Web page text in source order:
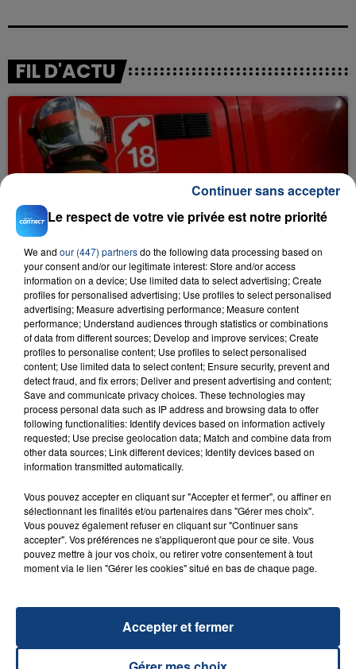
FIL D'ACTU
23 juillet 2026
INCENDIE MORTEL À LENS : UNE FEMME ET
SON BÉBÉ ENTRE LA VIE ET LA...
Un homme s'est immolé par le feu après avoir
aspergé sa compagne et leur bébé de trois mois
d'un liquide inflammable.
20 juillet 2026
UNE ADOLESCENTE DEVANT SE FAIRE
OPÉRER DE LA CHEVILLE RESSORT DE LA...
reconnu sa responsabilité et présenté ses
excuses.
TITRES DIFFUSÉS
Le respect de votre vie privée est notre priorité
We and our (447) partnersdo the following data processing based on
your consent and/or our legitimate interest: Store and/or access
information on a device; Use limited data to select advertising; Create
profiles for personalised advertising; Use profiles to select personalised
advertising; Measure advertising performance; Measure content
performance; Understand audiences through statistics or combinations
of data from different sources; Develop and improve services; Create
profiles to personalise content; Use profiles to select personalised
content; Use limited data to select content; Ensure security, prevent and
detect fraud, and fix errors; Deliver and present advertising and content;
Save and communicate privacy choices. These technologies may
process personal data such as IP address and browsing data to offer
following functionalities: Identify devices based on information actively
requested; Use precise geolocation data; Match and combine data from
other data sources; Link different devices; Identify devices based on
information transmitted automatically.
Vous pouvez accepter en cliquant sur "Accepter et fermer", ou affiner en
sélectionnant les finalités et/ou partenaires dans "Gérer mes choix".
Vous pouvez également refuser en cliquant sur "Continuer sans
accepter". Vos préférences ne s'appliqueront que pour ce site. Vous
pouvez mettre à jour vos choix, ou retirer votre consentement à tout
moment via le lien "Gérer les cookies" situé en bas de chaque page.
Accepter et fermer
Continuer sans accepter